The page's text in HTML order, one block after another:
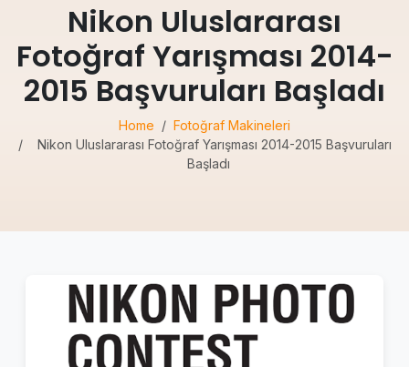
Nikon Uluslararası
Fotoğraf Yarışması 2014-
2015 Başvuruları Başladı
Home
Fotoğraf Makineleri
Nikon Uluslararası Fotoğraf Yarışması 2014-2015 Başvuruları
Başladı